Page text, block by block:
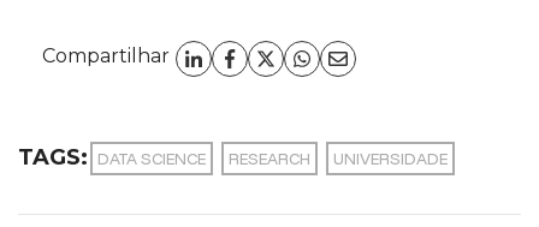
Compartilhar
TAGS: DATA SCIENCE RESEARCH UNIVERSIDADE